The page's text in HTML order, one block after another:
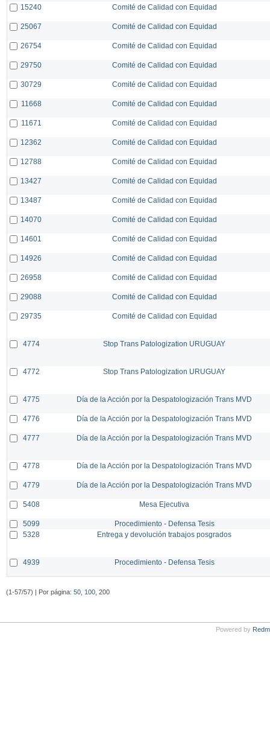
15240 Comité de Calidad con Equidad
25067 Comité de Calidad con Equidad
26754 Comité de Calidad con Equidad
29750 Comité de Calidad con Equidad
30729 Comité de Calidad con Equidad
11668 Comité de Calidad con Equidad
11671 Comité de Calidad con Equidad
12362 Comité de Calidad con Equidad
12788 Comité de Calidad con Equidad
13427 Comité de Calidad con Equidad
13487 Comité de Calidad con Equidad
14070 Comité de Calidad con Equidad
14601 Comité de Calidad con Equidad
14926 Comité de Calidad con Equidad
26958 Comité de Calidad con Equidad
29088 Comité de Calidad con Equidad
29735 Comité de Calidad con Equidad
4774 Stop Trans Patologization URUGUAY
4772 Stop Trans Patologization URUGUAY
4775 Día de la Acción por la Despatologización Trans MVD
4776 Día de la Acción por la Despatologización Trans MVD
4777 Día de la Acción por la Despatologización Trans MVD
4778 Día de la Acción por la Despatologización Trans MVD
4779 Día de la Acción por la Despatologización Trans MVD
5408 Mesa Ejecutiva
5099
Procedimiento - Defensa Tesis
5328
Entrega y devolución trabajos posgrados
4939 Procedimiento - Defensa Tesis
(1-57/57) | Por página: 50 100 , 200
Powered by